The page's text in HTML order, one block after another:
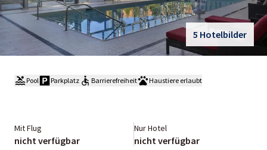
5 Hotelbilder
Pool Parkplatz Barrierefreiheit Haustiere erlaubt
Mit Flug
nicht verfügbar
Nur Hotel
nicht verfügbar